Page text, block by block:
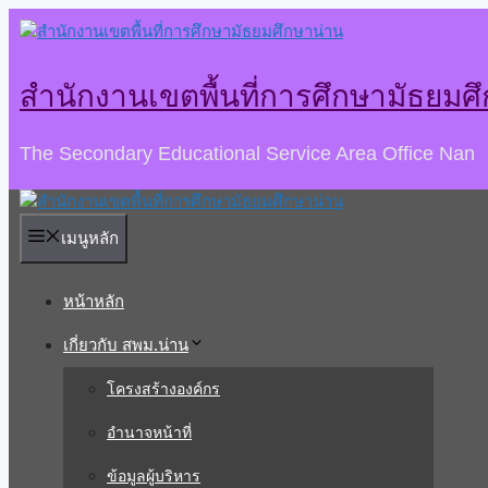
Skip
to
สำนักงานเขตพื้นที่การศึกษามัธยม
The Secondary Educational Service Area Office Nan
เมนูหลัก
หน้าหลัก
เกี่ยวกับ สพม.น่าน
โครงสร้างองค์กร
อำนาจหน้าที่
ข้อมูลผู้บริหาร